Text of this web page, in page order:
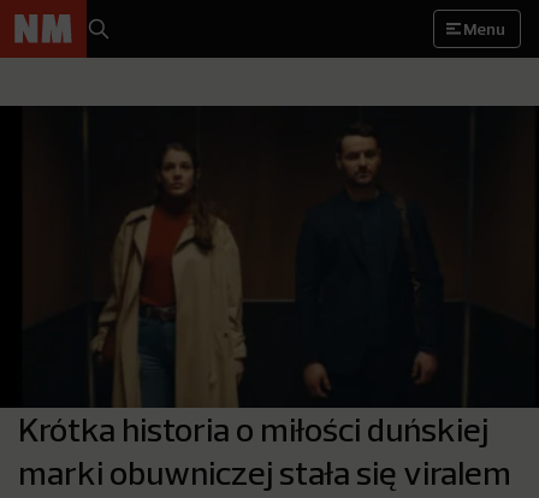
Menu
Krótka historia o miłości duńskiej
marki obuwniczej stała się viralem